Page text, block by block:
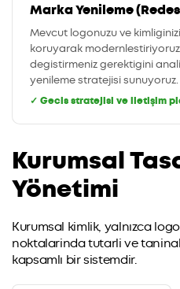
Marka Yenileme
Mevcut logonuzu ve
koruyarak
degistirmeniz gerektigini
yenileme stratejisi sunuyoruz.
✓ Gecis stratejisi ve iletişim
Kurumsal
Yönetimi
Kurumsal kimlik, yalnızca
noktalarinda tutarli ve
kapsamlı bir sistemdir.